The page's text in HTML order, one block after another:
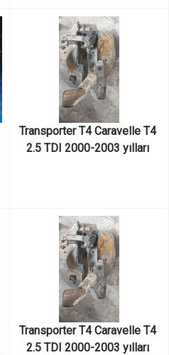
Transporter T4 Caravelle T4
2.5 TDI 2000-2003 yılları
Transporter T4 Caravelle T4
2.5 TDI 2000-2003 yılları